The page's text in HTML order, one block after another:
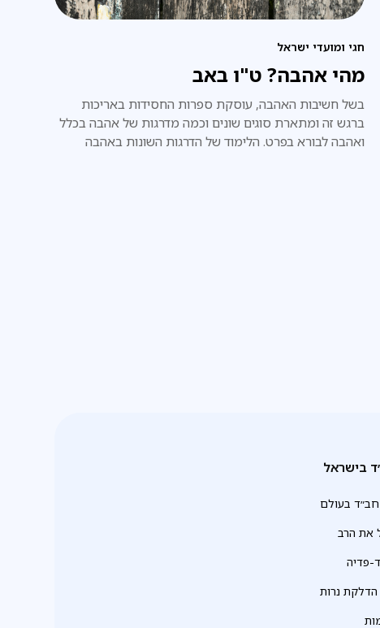
חגי ומועדי ישראל
מהי אהבה? ט"ו באב
בשל חשיבות האהבה, עוסקת ספרות החסידות באריכות
ברגש זה ומתארת סוגים שונים וכמה מדרגות של אהבה בכלל
ואהבה לבורא בפרט. הלימוד של הדרגות השונות באהבה
בישראל
בעולם
את הרב
פדיה
הדלקת נרות